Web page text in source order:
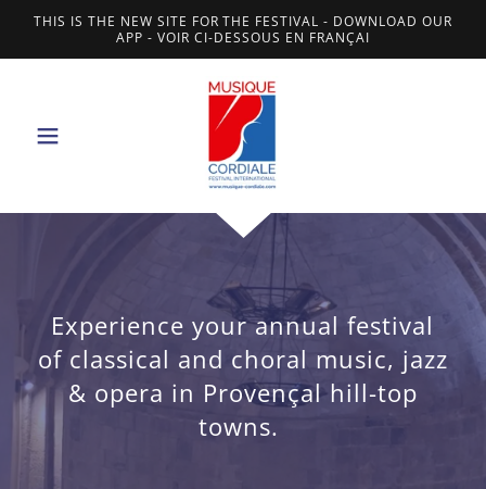
THIS IS THE NEW SITE FOR THE FESTIVAL - DOWNLOAD OUR
APP - VOIR CI-DESSOUS EN FRANÇAI
Experience your annual festival
of classical and choral music, jazz
& opera in Provençal hill-top
towns.